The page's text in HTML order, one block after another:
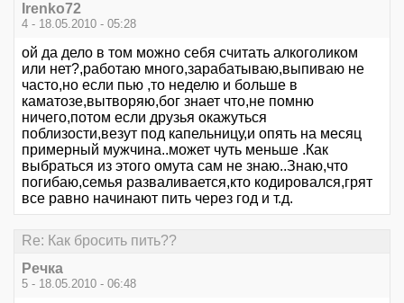
Irenko72
4 - 18.05.2010 - 05:28
ой да дело в том можно себя считать алкоголиком
или нет?,работаю много,зарабатываю,выпиваю не
часто,но если пью ,то неделю и больше в
каматозе,вытворяю,бог знает что,не помню
ничего,потом если друзья окажуться
поблизости,везут под капельницу,и опять на месяц
примерный мужчина..может чуть меньше .Как
выбраться из этого омута сам не знаю..Знаю,что
погибаю,семья разваливается,кто кодировался,грят
все равно начинают пить через год и т.д.
Re: Как бросить пить??
Речка
5 - 18.05.2010 - 06:48